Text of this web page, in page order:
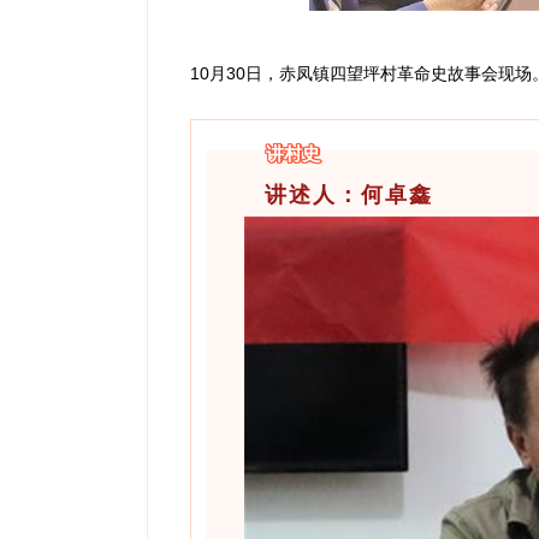
10月30日，赤凤镇四望坪村革命史故事会现场
讲村史
讲述人：何卓鑫